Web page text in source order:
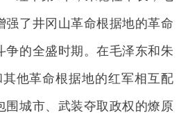
强了井冈山革命根据地的革命
争的全盛时期。在毛泽东和朱
他革命根据地的红军相互配
围城市、武装夺取政权的燎原